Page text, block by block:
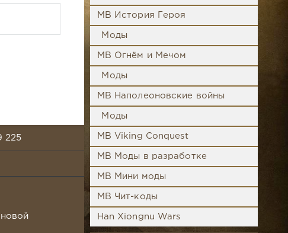
225
MB История Героя
Моды
MB Огнём и Мечом
Моды
MB Наполеоновские войны
Моды
MB Viking Conquest
MB Моды в разработке
MB Мини моды
MB Чит-коды
Han Xiongnu Wars